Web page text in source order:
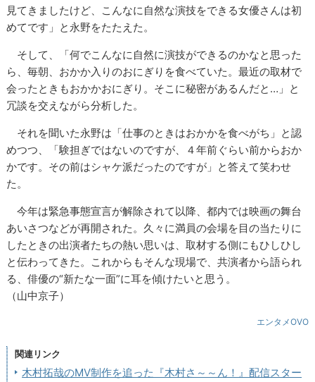
見てきましたけど、こんなに自然な演技をできる女優さんは初
めてです」と永野をたたえた。
そして、「何でこんなに自然に演技ができるのかなと思った
ら、毎朝、おかか入りのおにぎりを食べていた。最近の取材で
会ったときもおかかおにぎり。そこに秘密があるんだと…」と
冗談を交えながら分析した。
それを聞いた永野は「仕事のときはおかかを食べがち」と認
めつつ、「験担ぎではないのですが、４年前ぐらい前からおか
かです。その前はシャケ派だったのですが」と答えて笑わせ
た。
今年は緊急事態宣言が解除されて以降、都内では映画の舞台
あいさつなどが再開された。久々に満員の会場を目の当たりに
したときの出演者たちの熱い思いは、取材する側にもひしひし
と伝わってきた。これからもそんな現場で、共演者から語られ
る、俳優の“新たな一面”に耳を傾けたいと思う。
（山中京子）
エンタメOVO
関連リンク
木村拓哉のMV制作を追った『木村さ～～ん！』配信スター